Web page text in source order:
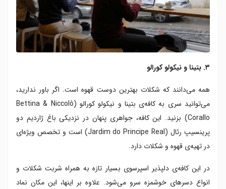
۳. بتینا و نیکولو کورالو
همه می‌دانند که شکلات بهترین دوست قهوه است. اگر باور ندارید،
می‌توانید سری به کافه‌ی بتینا و نیکولو کورالو (Bettina & Niccolò
Corallo) بزنید. این کافه، جواهری پنهان در نزدیکی باغ ژاردیم دو
پرینسیپ رئال (Jardim do Principe Real) است و تخصص ویژه‌ای
در تهیه‌ی قهوه و شکلات دارد.
در این کافه‌ی دلپذیر اسپرسوی بسیار تازه به همراه شربت شکلات و
انواع دسرهای خوشمزه سرو می‌شود. علاوه بر اینها، این مکان نماد